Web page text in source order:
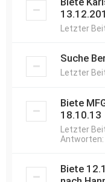
Letzter
Suche
Letzter
Biete
18.10.13
Letzter
Antworten:
Biete